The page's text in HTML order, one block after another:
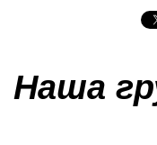
Наша